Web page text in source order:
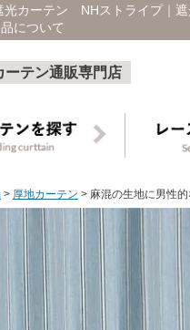
カーテン NHストライプ｜遮
について
ーテン通販専門店
厚地カーテン 麻混の生地に男性